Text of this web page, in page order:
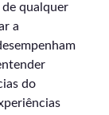
qualquer
a
do